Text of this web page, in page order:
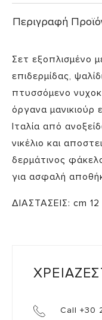
Περιγραφή
Σετ εξοπλισμένο
επιδερμίδας,
πτυσσόμενο
όργανα μανικιούρ
Ιταλία από
νικέλιο και
δερμάτινος
για ασφαλή
ΔΙΑΣΤΑΣΕΙΣ: cm
Call +30